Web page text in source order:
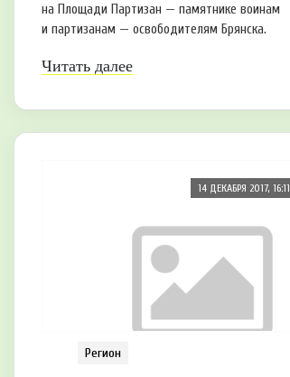
на Площади Партизан — памятнике воинам
и партизанам — освободителям Брянска.
Читать далее
14 ДЕКАБРЯ 2017, 16:11
Регион